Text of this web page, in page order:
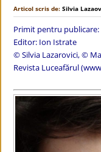
Articol scris de:Silvia
Primit pentru publicare:
Editor: Ion Istrate
© Silvia Lazarovici, ©
Revista Luceafărul